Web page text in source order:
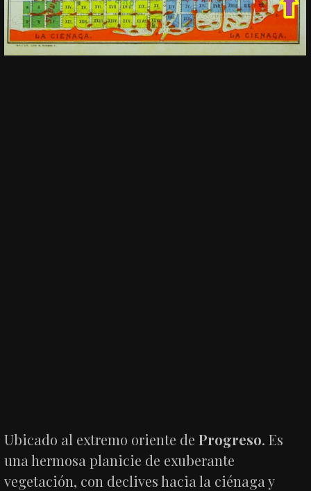
Ubicado al extremo oriente deProgreso. Es
una hermosa planicie de exuberante
vegetación, con declives hacia la ciénaga y